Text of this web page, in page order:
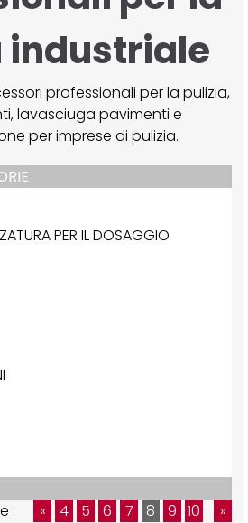
industriale
professionali per la pulizia,
lavasciuga pavimenti e
per imprese di pulizia.
PER IL DOSAGGIO
:
« 4 5 6 7 8 9 10 »